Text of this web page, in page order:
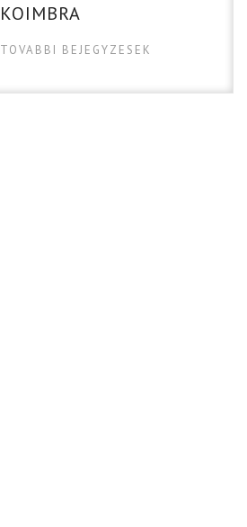
KOIMBRA
TOVABBI BEJEGYZESEK